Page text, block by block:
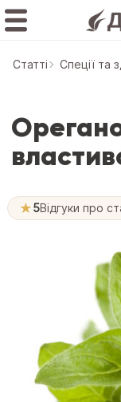
Статтi Спеції та
★5Відгуки про